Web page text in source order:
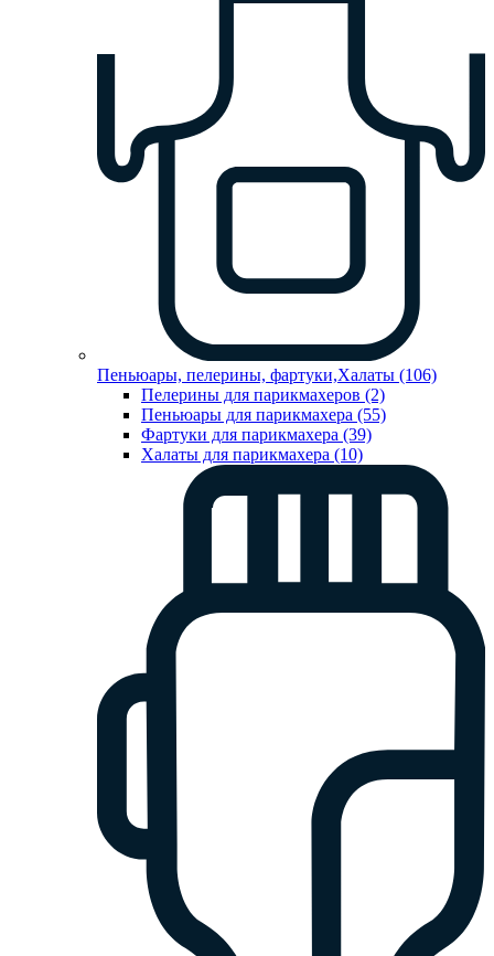
Пеньюары, пелерины, фартуки,Халаты (106)
Пелерины для парикмахеров (2)
Пеньюары для парикмахера (55)
Фартуки для парикмахера (39)
Халаты для парикмахера (10)